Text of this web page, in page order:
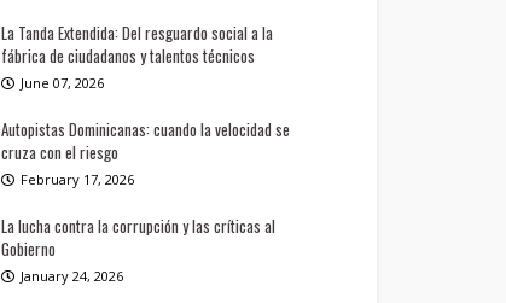
La Tanda Extendida: Del resguardo social a la
fábrica de ciudadanos y talentos técnicos
June 07, 2026
Autopistas Dominicanas: cuando la velocidad se
cruza con el riesgo
February 17, 2026
La lucha contra la corrupción y las críticas al
Gobierno
January 24, 2026